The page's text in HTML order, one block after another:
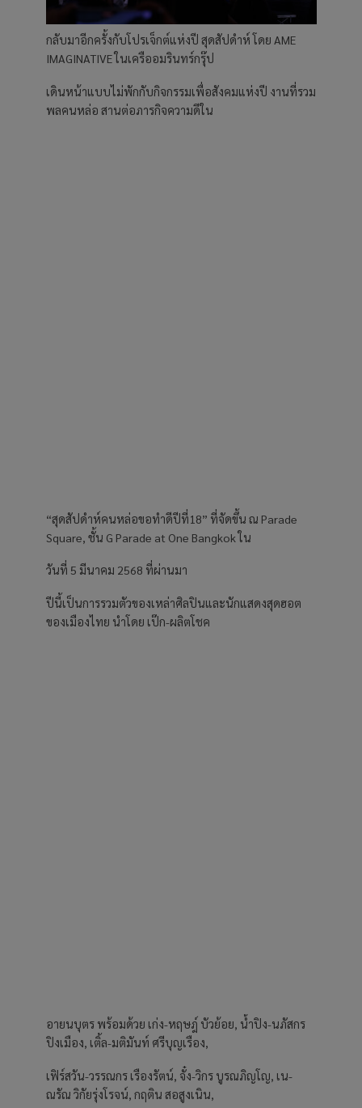
กลับมาอีกครั้งกับโปรเจ็กต์แห่งปี สุดสัปดำห์ โดย AME
IMAGINATIVE ในเครืออมรินทร์กรุ๊ป
เดินหน้าแบบไม่พักกับกิจกรรมเพื่อสังคมแห่งปี งานที่รวม
พลคนหล่อ สานต่อภารกิจความดีใน
“สุดสัปดำห์คนหล่อขอทำดีปีที่18” ที่จัดขึ้น ณ Parade
Square, ชั้น G Parade at One Bangkok ใน
วันที่ 5 มีนาคม 2568 ที่ผ่านมา
ปีนี้เป็นการรวมตัวของเหล่าศิลปินและนักแสดงสุดฮอต
ของเมืองไทย นำโดย เป๊ก-ผลิตโชค
อายนบุตร พร้อมด้วย เก่ง-หฤษฎ์ บัวย้อย, น้ำปิง-นภัสกร
ปิงเมือง, เติ้ล-มติมันท์ ศรีบุญเรือง,
เฟิร์สวัน-วรรณกร เรืองรัตน์, จั๋ง-วิกร บูรณภิญโญ, เน-
ณรัณ วิกัยรุ่งโรจน์, กฤติน สอสูงเนิน,